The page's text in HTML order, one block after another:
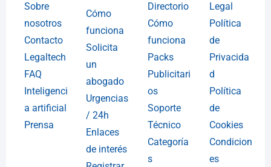
Sobre
nosotros
Contacto
Legaltech
FAQ
Inteligenci
a artificial
Prensa
Cómo
funciona
Solicita
un
abogado
Urgencias
/ 24h
Enlaces
de interés
Directorio
Cómo
funciona
Packs
Publicitari
os
Soporte
Técnico
Categoría
s
Legal
Política
de
Privacida
d
Política
de
Cookies
Condicion
es